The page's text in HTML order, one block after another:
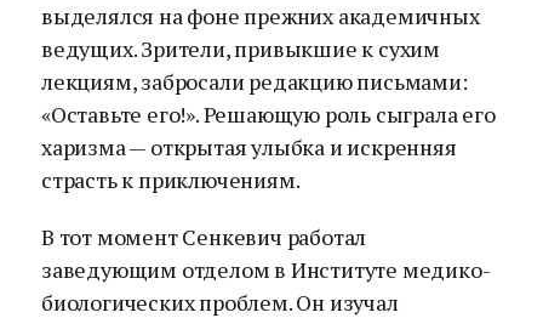
выделялся на фоне прежних академичных
ведущих. Зрители, привыкшие к сухим
лекциям, забросали редакцию письмами:
«Оставьте его!». Решающую роль сыграла его
харизма — открытая улыбка и искренняя
страсть к приключениям.
В тот момент Сенкевич работал
заведующим отделом в Институте медико-
биологических проблем. Он изучал